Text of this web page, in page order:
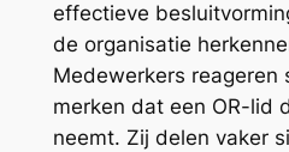
effectieve
de organisatie
Medewerkers reageren
merken dat een OR-lid
neemt. Zij delen vaker